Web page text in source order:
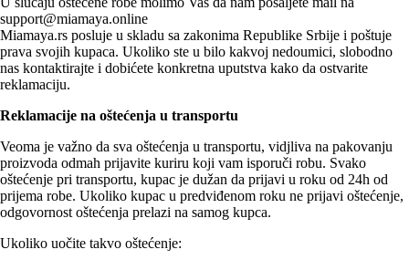
support@miamaya.online
Miamaya.rs posluje u skladu sa zakonima Republike Srbije i poštuje
prava svojih kupaca. Ukoliko ste u bilo kakvoj nedoumici, slobodno
nas kontaktirajte i dobićete konkretna uputstva kako da ostvarite
reklamaciju.
Reklamacije na oštećenja u transportu
Veoma je važno da sva oštećenja u transportu, vidjliva na pakovanju
proizvoda odmah prijavite kuriru koji vam isporuči robu. Svako
oštećenje pri transportu, kupac je dužan da prijavi u roku od 24h od
prijema robe. Ukoliko kupac u predviđenom roku ne prijavi oštećenje,
odgovornost oštećenja prelazi na samog kupca.
Ukoliko uočite takvo oštećenje: